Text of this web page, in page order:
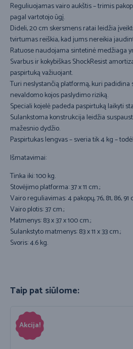
Reguliuojamas vairo aukštis – trimis
pagal vartotojo ūgį.
Dideli, 20 cm skersmens ratai leidžia
tvirtumas reiškia, kad jums nereikia
Ratuose naudojama sintetinė medžiaga
Svarbus ir kokybiškas ShockResist
paspirtuką važiuojant.
Turi neslystančią platformą, kuri
nevaldomo kojos paslydimo riziką.
Speciali kojelė padeda paspirtuką laikyti
Sulankstoma konstrukcija leidžia
mažesnio dydžio.
Paspirtukas lengvas – sveria tik 4 kg –
Išmatavimai:
Tinka iki: 100 kg.
Stovėjimo platforma: 37 x 11 cm.;
Vairo reguliavimas: 4 pakopų, 76, 81, 86, 91
Vairo plotis: 37 cm.;
Matmenys: 83 x 37 x 100 cm.;
Sulankstyto matmenys: 83 x 11 x 33 cm.;
Svoris: 4.6 kg.
Taip pat siūlome:
Akcija!